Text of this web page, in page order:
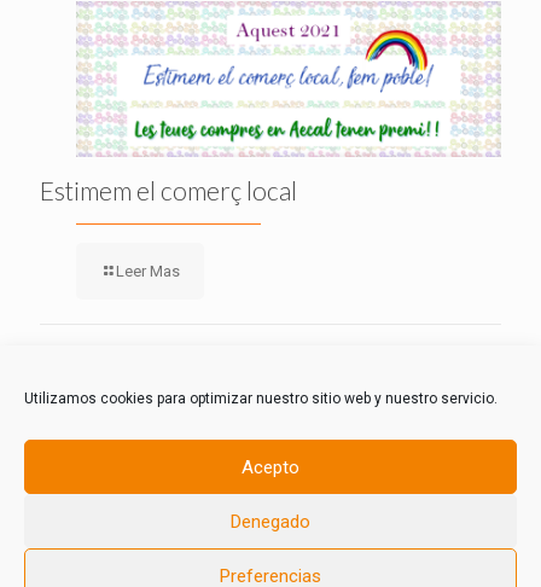
Utilizamos cookies para optimizar nuestro sitio web y nuestro servicio.
Acepto
Denegado
Preferencias
Estimem el comerç local
Leer Mas
© 2021 AECAL Almussafes.Todos los derechos reservados.
Política de Privacidad-Política de Cookies-Aviso Legal-
Prodigitel Diseño Web y Hosting.